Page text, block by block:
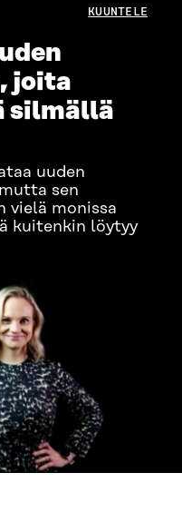
KUUNTELE
joita
silmällä
uuden
sen
vielä monissa
kuitenkin löytyy